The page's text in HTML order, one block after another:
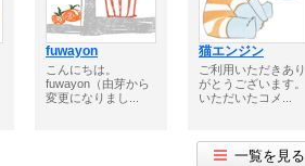
fuwayon
こんにちは。
fuwayon（由芽から
変更になりまし...
猫エンジン
ご利用いただきあり
がとうございます。
いただいたコメ...
一覧を見る